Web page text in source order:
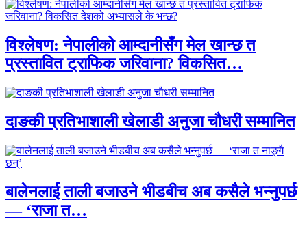
विश्लेषण: नेपालीको आम्दानीसँग मेल खान्छ त
प्रस्तावित ट्राफिक जरिवाना? विकसित…
दाङकी प्रतिभाशाली खेलाडी अनुजा चौधरी सम्मानित
बालेनलाई ताली बजाउने भीडबीच अब कसैले भन्नुपर्छ
— ‘राजा त…